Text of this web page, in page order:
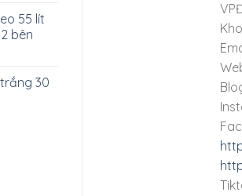
55 lít
bên
30